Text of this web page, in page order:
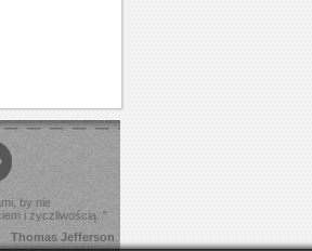
by nie
i życzliwością. "
Thomas Jefferson